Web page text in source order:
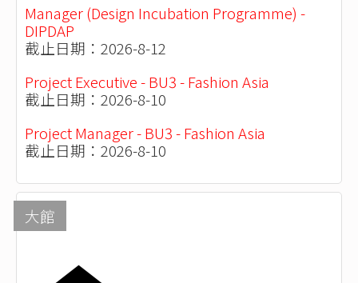
Manager (Design Incubation Programme) -
DIPDAP
截止日期：2026-8-12
Project Executive - BU3 - Fashion Asia
截止日期：2026-8-10
Project Manager - BU3 - Fashion Asia
截止日期：2026-8-10
大館